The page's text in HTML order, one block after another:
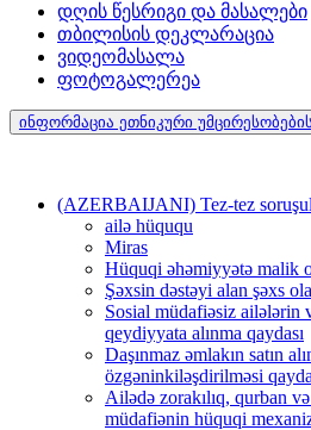
დღის წესრიგი და მასალები
თბილისის დეკლარაცია
ვიდეომასალა
ფოტოგალერეა
ინფორმაცია ეთნიკური
(AZERBAIJANI) Tez-tez
ailə hüququ
Miras
Hüquqi əhəmiyyətə malik
Şəxsin dəstəyi alan şəxs
Sosial müdafiəsiz ailələrin
qeydiyyata alınma qaydası
Daşınmaz əmlakın satın
özgəninkiləşdirilməsi
Ailədə zorakılıq, qurban
müdafiənin hüquqi